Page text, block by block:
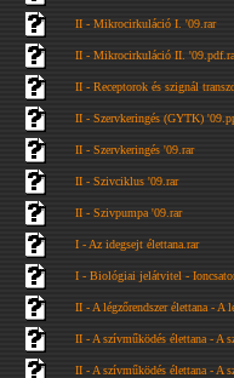
II - Mikrocirkuláció I. '09.rar
II - Mikrocirkuláció II.
II - Receptorok és szignál
II - Szervkeringés (GYTK)
II - Szervkeringés '09.rar
II - Szivciklus '09.rar
II - Szivpumpa '09.rar
I - Az idegsejt élettana.rar
I - Biológiai jelátvitel -
II - A légzőrendszer élettana - A
II - A szívműködés élettana - A
II - A szívműködés élettana - A